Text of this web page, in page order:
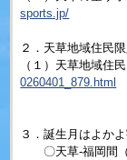
sports.jp/
２．天草地域住民
（１）天草地域住
0260401_879.html
３．誕生月はよか
〇天草‐福岡間（